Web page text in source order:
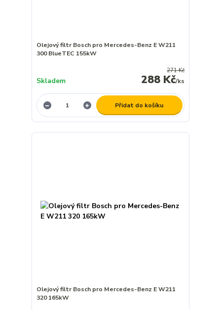
Olejový filtr Bosch pro Mercedes-Benz E W211
300 BlueTEC 155kW
271 Kč
288 Kč/ks
Skladem
Přidat do košíku
Olejový filtr Bosch pro Mercedes-Benz E W211
320 165kW